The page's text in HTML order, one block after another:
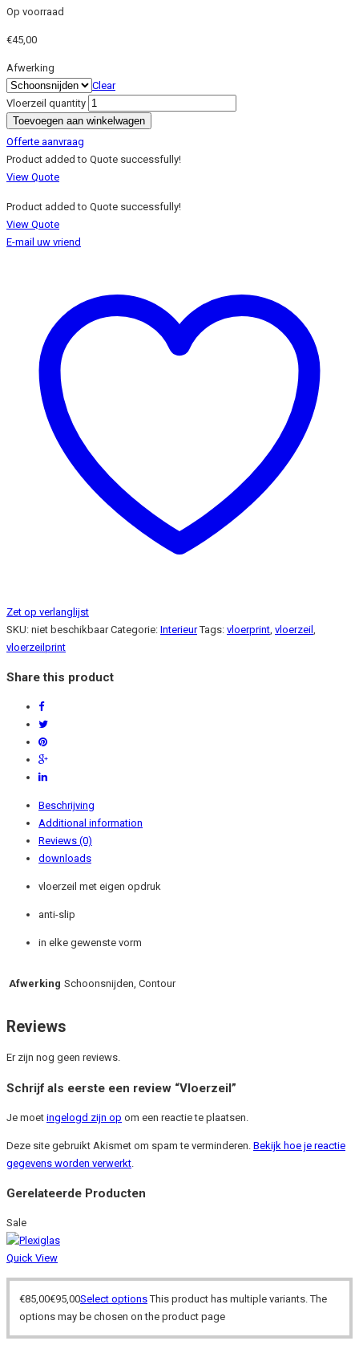
Op voorraad
€45,00
Afwerking
Clear
Vloerzeil quantity
Toevoegen aan winkelwagen
Offerte aanvraag
Product added to Quote successfully!
View Quote
Product added to Quote successfully!
View Quote
E-mail uw vriend
Zet op verlanglijst
SKU: niet beschikbaar Categorie: Interieur Tags: vloerprint vloerzeil
vloerzeilprint
Share this product
Beschrijving
Additional information
Reviews (0)
downloads
vloerzeil met eigen opdruk
anti-slip
in elke gewenste vorm
Afwerking Schoonsnijden, Contour
Reviews
Er zijn nog geen reviews.
Schrijf als eerste een review “Vloerzeil”
Je moet ingelogd zijn op om een reactie te plaatsen.
Deze site gebruikt Akismet om spam te verminderen. Bekijk hoe je reactie
gegevens worden verwerkt
Gerelateerde Producten
Sale
Quick View
€85,00€95,00Select options This product has multiple variants. The
options may be chosen on the product page